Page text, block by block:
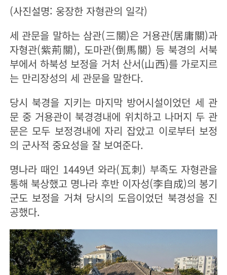
(사진설명: 웅장한 자형관의 일각)
세 관문을 말하는 삼관(三關)은 거용관(居庸關)과
자형관(紫荊關), 도마관(倒馬關) 등 북경의 서북
부에서 하북성 보정을 거처 산서(山西)를 가로지르
는 만리장성의 세 관문을 말한다.
당시 북경을 지키는 마지막 방어시설이었던 세 관
문 중 거용관이 북경경내에 위치하고 나머지 두 관
문은 모두 보정경내에 자리 잡았고 이로부터 보정
의 군사적 중요성을 잘 보여준다.
명나라 때인 1449년 와라(瓦刺) 부족도 자형관을
통해 북상했고 명나라 후반 이자성(李自成)의 봉기
군도 보정을 거쳐 당시의 도읍이었던 북경성을 진
공했다.